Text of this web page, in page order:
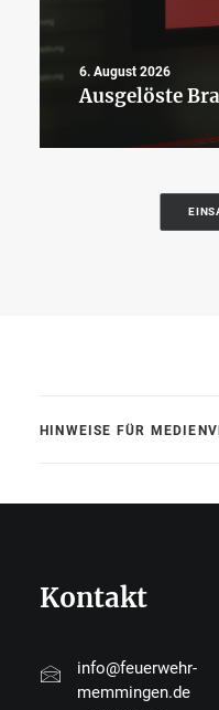
6. August 2026
Ausgelöste
HINWEISE FÜR
Kontakt
info@feuerwehr-
memmingen.de